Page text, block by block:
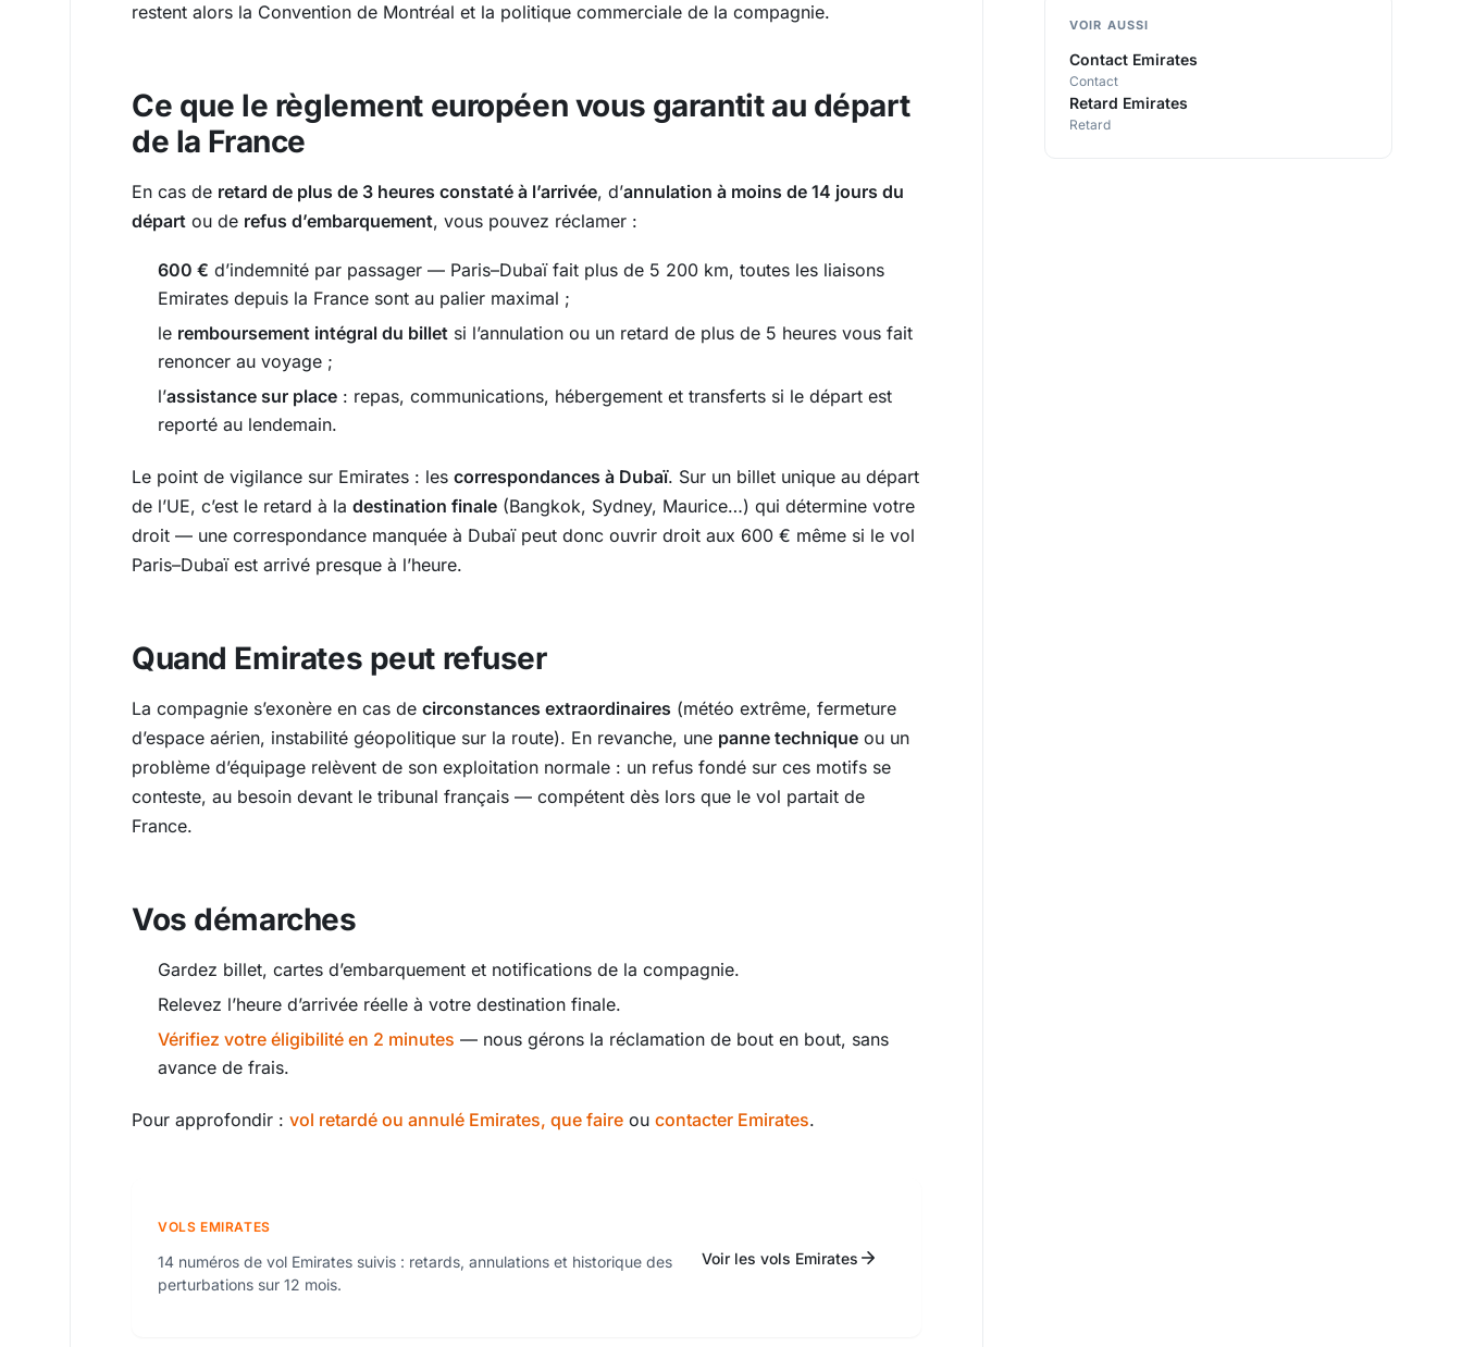
restent alors la Convention de Montréal et la politique commerciale de la compagnie.
Ce que le règlement européen vous garantit au départ
de la France
En cas de retard de plus de 3 heures constaté à l’arrivée, d’annulation à moins de 14 jours du
départ ou de refus d’embarquement, vous pouvez réclamer :
600 € d’indemnité par passager — Paris–Dubaï fait plus de 5 200 km, toutes les liaisons
Emirates depuis la France sont au palier maximal ;
le remboursement intégral du billet si l’annulation ou un retard de plus de 5 heures vous fait
renoncer au voyage ;
l’assistance sur place : repas, communications, hébergement et transferts si le départ est
reporté au lendemain.
Le point de vigilance sur Emirates : les correspondances à Dubaï. Sur un billet unique au départ
de l’UE, c’est le retard à la destination finale (Bangkok, Sydney, Maurice…) qui détermine votre
droit — une correspondance manquée à Dubaï peut donc ouvrir droit aux 600 € même si le vol
Paris–Dubaï est arrivé presque à l’heure.
Quand Emirates peut refuser
La compagnie s’exonère en cas de circonstances extraordinaires (météo extrême, fermeture
d’espace aérien, instabilité géopolitique sur la route). En revanche, une panne technique ou un
problème d’équipage relèvent de son exploitation normale : un refus fondé sur ces motifs se
conteste, au besoin devant le tribunal français — compétent dès lors que le vol partait de
France.
Vos démarches
Gardez billet, cartes d’embarquement et notifications de la compagnie.
Relevez l’heure d’arrivée réelle à votre destination finale.
Vérifiez votre éligibilité en 2 minutes — nous gérons la réclamation de bout en bout, sans
avance de frais.
Pour approfondir : vol retardé ou annulé Emirates, que faire ou contacter Emirates.
VOLS EMIRATES
14 numéros de vol Emirates suivis : retards, annulations et historique des
perturbations sur 12 mois.
Voir les vols Emirates
VOIR AUSSI
Contact Emirates
Contact
Retard Emirates
Retard